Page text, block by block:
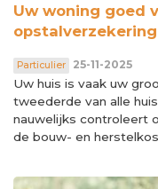
Uw woning goed
opstalverzekering
Particulier 25-11-2025
Uw huis is vaak uw
tweederde van alle
nauwelijks controleert
de bouw- en